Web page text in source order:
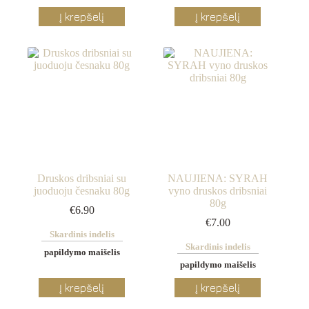
Į krepšelį Į krepšelį
This
product
multiple
variants.
The
options
page
Druskos dribsniai su
juoduoju česnaku 80g
€6.90
Skardinis indelis
papildymo maišelis
Į krepšelį
This
product
NAUJIENA: SYRAH
vyno druskos dribsniai
80g
€7.00
Skardinis indelis
papildymo maišelis
Į krepšelį
This
product